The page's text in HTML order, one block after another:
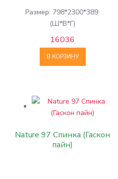
Размер: 798*2300*389
(Ш*В*Г)
16036
В КОРЗИНУ
Nature 97 Спинка (Гаскон
пайн)